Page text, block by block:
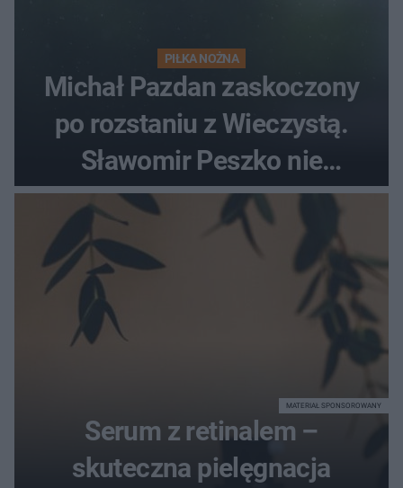
PIŁKA NOŻNA
Michał Pazdan zaskoczony
po rozstaniu z Wieczystą.
Sławomir Peszko nie
dotrzymał słowa?
Serum z retinalem –
skuteczna pielęgnacja
MATERIAŁ SPONSOROWANY